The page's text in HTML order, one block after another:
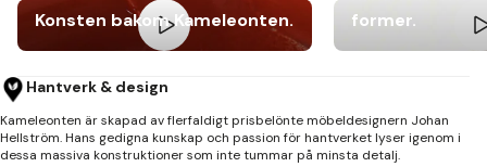
Konsten bakom Kameleonten.
former.
Hantverk & design
Kameleonten är skapad av flerfaldigt prisbelönte möbeldesignern Johan
Hellström. Hans gedigna kunskap och passion för hantverket lyser igenom i
dessa massiva konstruktioner som inte tummar på minsta detalj.